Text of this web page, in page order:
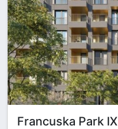
Francuska Park IX